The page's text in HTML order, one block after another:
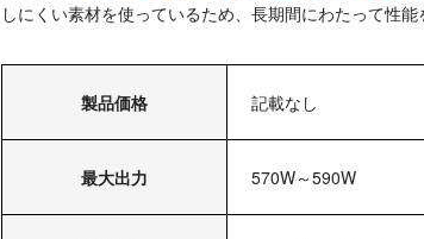
しにくい素材を使っているため、長期間にわたって性能
製品価格 記載なし
最大出力 570W～590W